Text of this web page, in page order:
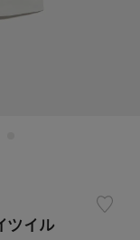
ツイル